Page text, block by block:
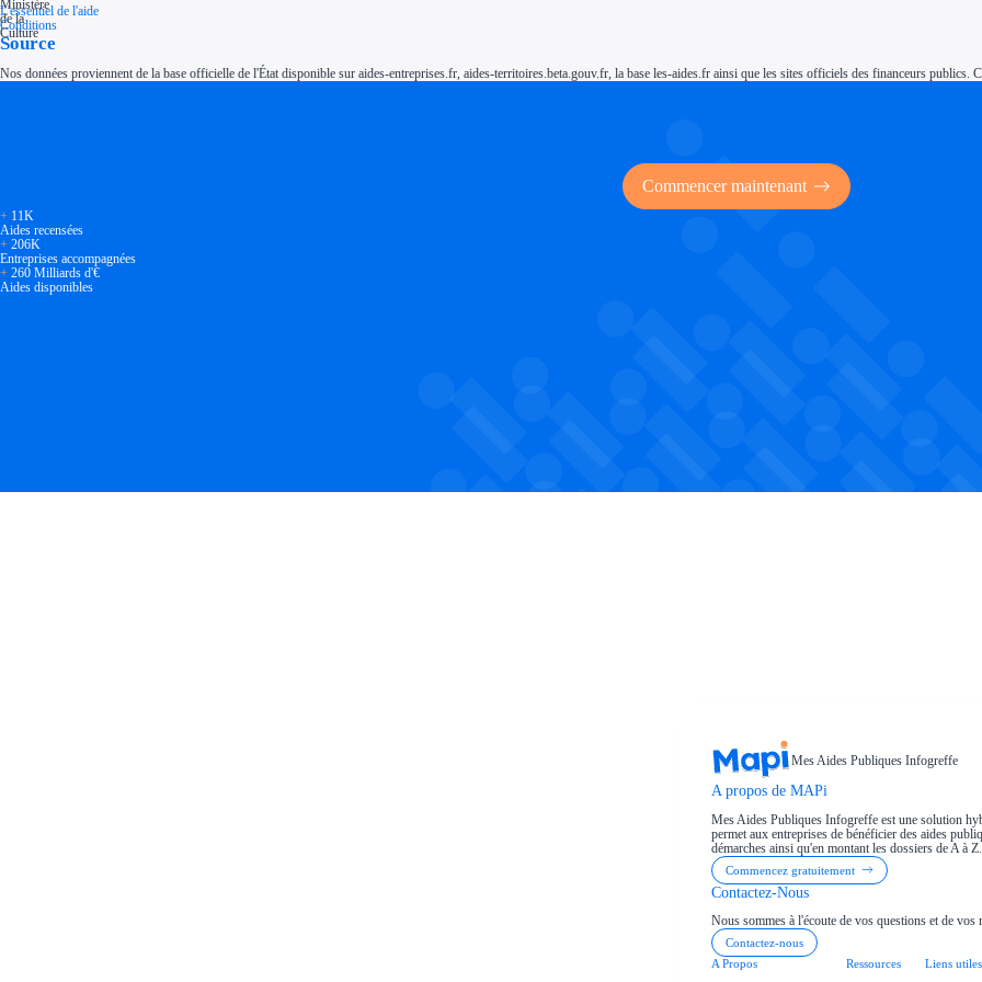
L'essentiel de l'aide
Conditions
Source
Nos données proviennent de la base officielle de l'État disponible sur aides-entreprises.fr, aides-territoires.beta.gouv.fr, la base les-aides.fr ainsi que les sites officiels des financeurs publics.
Commencer maintenant
+ 11K
Aides recensées
+ 206K
Entreprises accompagnées
+ 260 Milliards d'€
Aides disponibles
Mes Aides Publiques Infogreffe
A propos de MAPi
Mes Aides Publiques Infogreffe est une solution
permet aux entreprises de bénéficier des aides
démarches ainsi qu'en montant les dossiers de A à Z.
Commencez gratuitement
Contactez-Nous
Nous sommes à l'écoute de vos questions et de vos
Contactez-nous
A Propos
Ressources Liens utiles